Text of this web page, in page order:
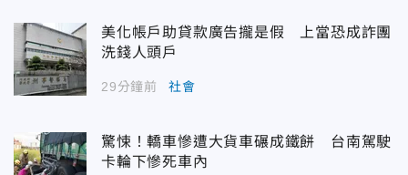
美化帳戶助貸款廣告攏是假 上當恐成詐團
洗錢人頭戶
29分鐘前 社會
驚悚！轎車慘遭大貨車碾成鐵餅 台南駕駛
卡輪下慘死車內